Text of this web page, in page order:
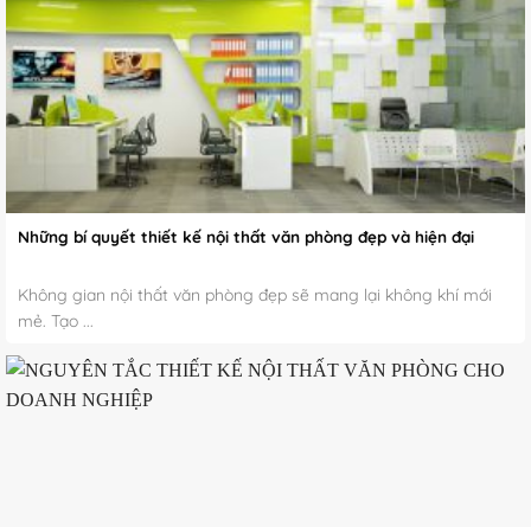
Những bí quyết thiết kế nội thất văn phòng đẹp và hiện đại
Không gian nội thất văn phòng đẹp sẽ mang lại không khí mới
mẻ. Tạo ...